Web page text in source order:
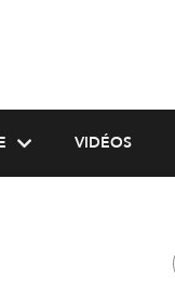
VIDÉOS